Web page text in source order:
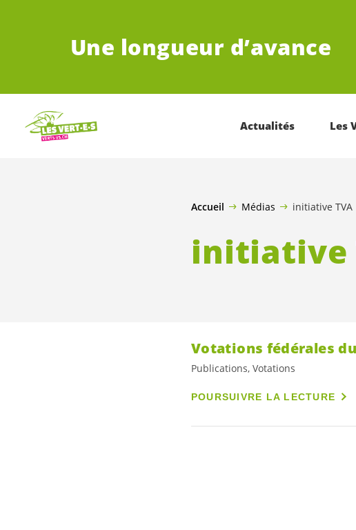
Une longueur d’avance
Actualités Les
Accueil Médias initiative TVA
initiative
Votations fédérales
Publications, Votations
POURSUIVRE LA LECTURE